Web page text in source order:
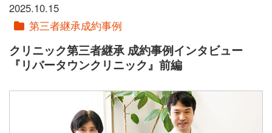
2025.10.15
第三者継承成約事例
クリニック第三者継承 成約事例インタビュー
『リバータウンクリニック』前編